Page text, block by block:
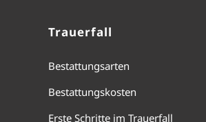
Trauerfall
Bestattungsarten
Bestattungskosten
Erste Schritte im Trauerfall